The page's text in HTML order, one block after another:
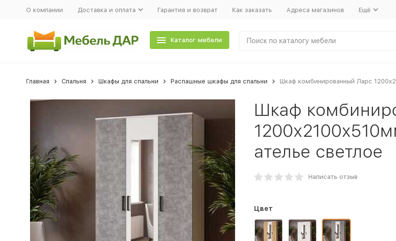
О компании Доставка и оплата Гарантия и возврат Как заказать Адреса магазинов Ещё
Каталог мебели
Главная Спальня Шкафы для спальни Распашные шкафы для спальни Шкаф комбинированный Ларс
Шкаф
ателье светлое
Написать отзыв
Цвет